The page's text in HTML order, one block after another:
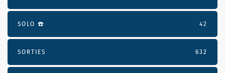
SOLO ☎️ 42
SORTIES 632